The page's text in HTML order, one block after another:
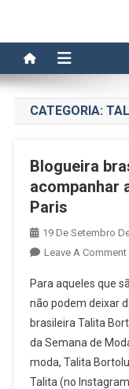
CATEGORIA:
Blogueira
acompanhar
Paris
19 De Setembro
Leave A Comment
Para aqueles que
não podem deixar
brasileira Talita
da Semana de
moda, Talita
Talita (no